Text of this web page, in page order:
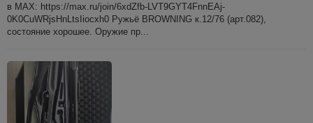
в МАХ: https://max.ru/join/6xdZfb-LVT9GYT4FnnEAj-
0K0CuWRjsHnLtsIiocxh0 Ружьё BROWNING к.12/76 (арт.082),
состояние хорошее. Оружие пр...